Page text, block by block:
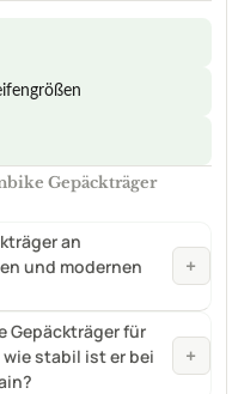
Gepäckträger
an
und modernen
+
Gepäckträger für
wie stabil ist er bei
+